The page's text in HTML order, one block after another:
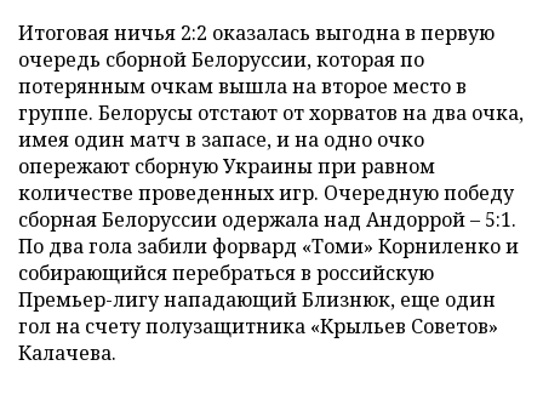
Итоговая ничья 2:2 оказалась выгодна в первую
очередь сборной Белоруссии, которая по
потерянным очкам вышла на второе место в
группе. Белорусы отстают от хорватов на два очка,
имея один матч в запасе, и на одно очко
опережают сборную Украины при равном
количестве проведенных игр. Очередную победу
сборная Белоруссии одержала над Андоррой – 5:1.
По два гола забили форвард «Томи» Корниленко и
собирающийся перебраться в российскую
Премьер-лигу нападающий Близнюк, еще один
гол на счету полузащитника «Крыльев Советов»
Калачева.